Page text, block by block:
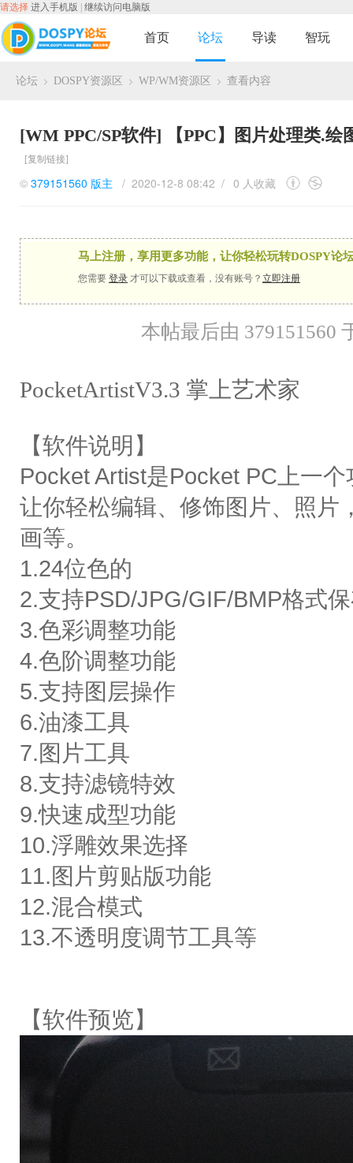
请选择 进入手机版 继续访问电脑版
首页 论坛 导读 智玩
论坛 DOSPY资源区 WP/WM资源区 查看内容
[WM PPC/SP软件] 【PPC】图片处理类.
[复制链接]
© 379151560 版主 / 2020-12-8 08:42 / 0 人收藏
马上注册，享用更多功能，让你轻松玩转DOSPY论
您需要 登录 才可以下载或查看，没有账号？ 立即注册
本帖最后由 379151560
PocketArtistV3.3 掌上艺术家
【软件说明】
Pocket Artist是Pocket PC上一
让你轻松编辑、修饰图片、照片
画等。
1.24位色的
2.支持PSD/JPG/GIF/BMP格式
3.色彩调整功能
4.色阶调整功能
5.支持图层操作
6.油漆工具
7.图片工具
8.支持滤镜特效
9.快速成型功能
10.浮雕效果选择
11.图片剪贴版功能
12.混合模式
13.不透明度调节工具等
【软件预览】